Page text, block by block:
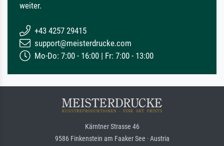
weiter.
+43 4257 29415
support@meisterdrucke.com
Mo-Do: 7:00 - 16:00 | Fr: 7:00 - 13:00
Kärntner Strasse 46
9586 Finkenstein am Faaker See · Austria